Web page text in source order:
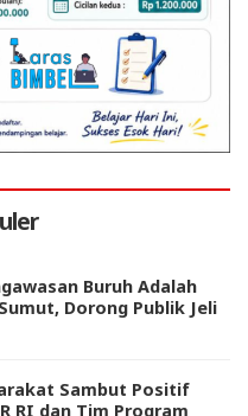
Buruh Adalah
Dorong Publik Jeli
Sambut Positif
RI dan Tim Program